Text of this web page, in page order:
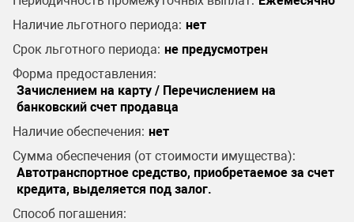
Наличие льготного периода: нет
Срок льготного периода: не предусмотрен
Форма предоставления:
Зачислением на карту / Перечислением на
банковский счет продавца
Наличие обеспечения: нет
Сумма обеспечения (от стоимости имущества):
Автотранспортное средство, приобретаемое за счет
кредита, выделяется под залог.
Способ погашения: